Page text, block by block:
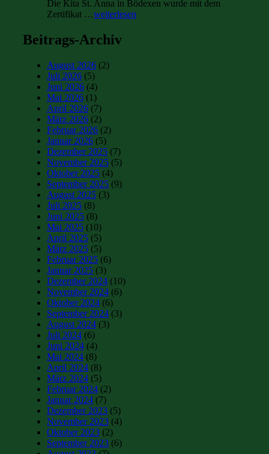
Die Kita St. Anna in Bödexen wurde mit dem
Zertifikat …weiterlesen
Beitrags-Archiv
August 2026 (2)
Juli 2026 (5)
Juni 2026 (4)
Mai 2026 (1)
April 2026 (7)
März 2026 (2)
Februar 2026 (2)
Januar 2026 (5)
Dezember 2025 (7)
November 2025 (5)
Oktober 2025 (4)
September 2025 (9)
August 2025 (3)
Juli 2025 (8)
Juni 2025 (8)
Mai 2025 (10)
April 2025 (5)
März 2025 (5)
Februar 2025 (6)
Januar 2025 (3)
Dezember 2024 (10)
November 2024 (6)
Oktober 2024 (6)
September 2024 (3)
August 2024 (3)
Juli 2024 (6)
Juni 2024 (4)
Mai 2024 (8)
April 2024 (8)
März 2024 (5)
Februar 2024 (2)
Januar 2024 (7)
Dezember 2023 (5)
November 2023 (4)
Oktober 2023 (2)
September 2023 (6)